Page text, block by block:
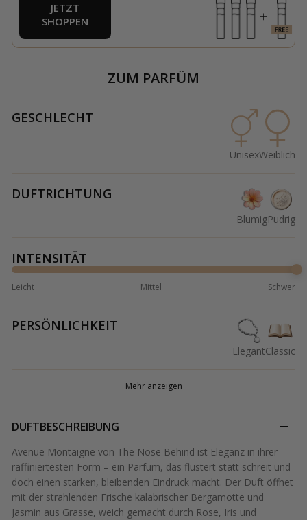
JETZT
SHOPPEN
ZUM PARFÜM
GESCHLECHT
UnisexWeiblich
DUFTRICHTUNG
BlumigPudrig
INTENSITÄT
Leicht Mittel Schwer
PERSÖNLICHKEIT
ElegantClassic
Mehr anzeigen
DUFTBESCHREIBUNG
Avenue Montaigne von The Nose Behind ist Eleganz in ihrer
raffiniertesten Form – ein Parfum, das flüstert statt schreit und
doch einen starken, bleibenden Eindruck macht. Der Duft öffnet
mit der strahlenden Frische kalabrischer Bergamotte und
Jasmin aus Grasse, weich gemacht durch Rose, Iris und